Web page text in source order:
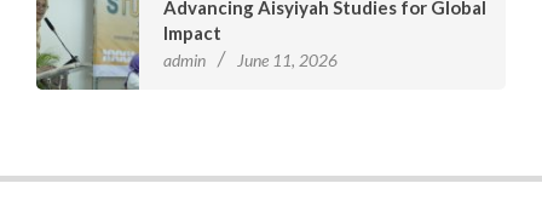
Advancing Aisyiyah Studies for Global
Impact
admin June 11, 2026